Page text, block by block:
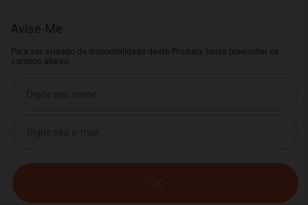
Avise-Me
Para ser avisado da disponibilidade deste Produto, basta preencher os
campos abaixo.